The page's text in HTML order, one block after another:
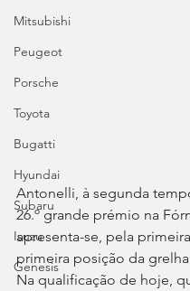
Mitsubishi
Peugeot
Porsche
Toyota
Bugatti
Hyundai
Subaru
Isuzu
Genesis
Antonelli, à segunda
26.º grande prémio na
apresenta-se, pela
primeira posição da
Na qualificação de hoje,